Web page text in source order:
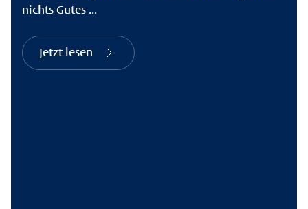
nichts Gutes ...
Jetzt lesen